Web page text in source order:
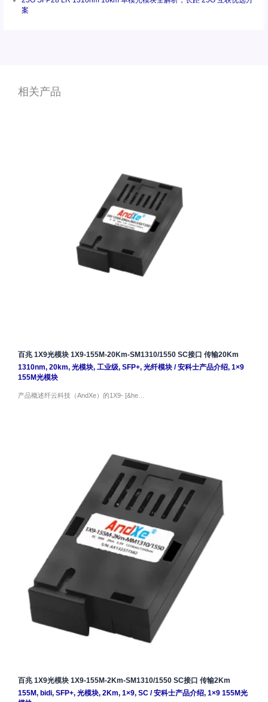
案
相关产品
百兆 1X9光模块 1X9-155M-20Km-SM1310/1550 SC接口 传输20Km
1310nm, 20km, 光模块, 工业级, SFP+, 光纤模块/安科士产品介绍, 1×9
155M光模块
产品概述纤云科技（AndXe）的1X9- [&he…
百兆 1X9光模块 1X9-155M-2Km-SM1310/1550 SC接口 传输2Km
155M, bidi, SFP+, 光模块, 2Km, 1×9, SC/安科士产品介绍, 1×9 155M光